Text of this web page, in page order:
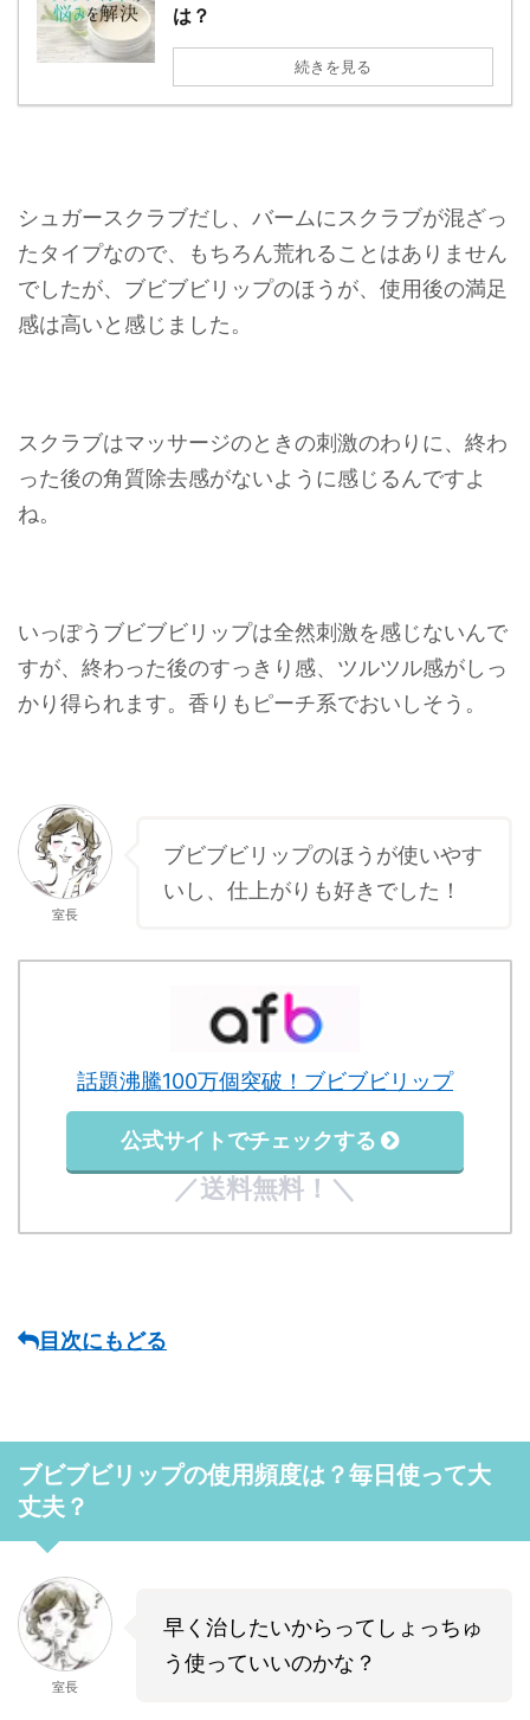
は？
続きを見る
シュガースクラブだし、バームにスクラブが混ざっ
たタイプなので、もちろん荒れることはありません
でしたが、ブビブビリップのほうが、使用後の満足
感は高いと感じました。
スクラブはマッサージのときの刺激のわりに、終わ
った後の角質除去感がないように感じるんですよ
ね。
いっぽうブビブビリップは全然刺激を感じないんで
すが、終わった後のすっきり感、ツルツル感がしっ
かり得られます。香りもピーチ系でおいしそう。
室長
ブビブビリップのほうが使いやす
いし、仕上がりも好きでした！
話題沸騰100万個突破！ブビブビリップ
公式サイトでチェックする
／送料無料！＼
目次にもどる
ブビブビリップの使用頻度は？毎日使って大
丈夫？
室長
早く治したいからってしょっちゅ
う使っていいのかな？